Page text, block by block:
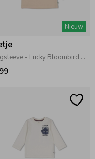
Nieuw
Longsleeve - Lucky Bloombird Offwhite